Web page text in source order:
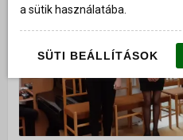
a sütik használatába.
SÜTI BEÁLLÍTÁSOK